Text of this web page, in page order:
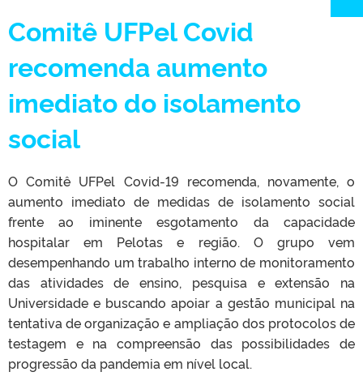
Comitê UFPel Covid
recomenda aumento
imediato do isolamento
social
O Comitê UFPel Covid-19 recomenda, novamente, o
aumento imediato de medidas de isolamento social
frente ao iminente esgotamento da capacidade
hospitalar em Pelotas e região. O grupo vem
desempenhando um trabalho interno de monitoramento
das atividades de ensino, pesquisa e extensão na
Universidade e buscando apoiar a gestão municipal na
tentativa de organização e ampliação dos protocolos de
testagem e na compreensão das possibilidades de
progressão da pandemia em nível local.